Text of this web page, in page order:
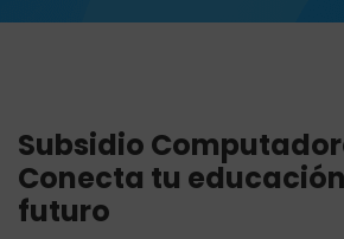
Subsidio
Conecta tu
futuro